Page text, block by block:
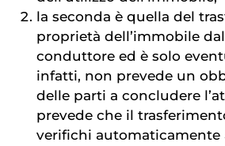
la seconda è quella del
proprietà dell’immobile
conduttore ed è solo
infatti, non prevede un
delle parti a concludere
prevede che il
verifichi automaticamente